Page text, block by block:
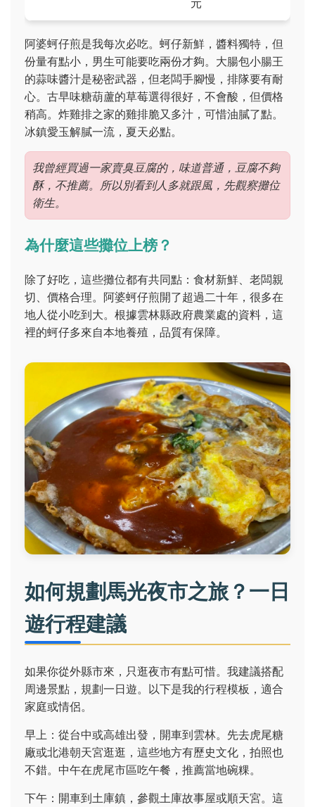
阿婆蚵仔煎是我每次必吃。蚵仔新鮮，醬料獨特，但
份量有點小，男生可能要吃兩份才夠。大腸包小腸王
的蒜味醬汁是秘密武器，但老闆手腳慢，排隊要有耐
心。古早味糖葫蘆的草莓選得很好，不會酸，但價格
稍高。炸雞排之家的雞排脆又多汁，可惜油膩了點。
冰鎮愛玉解膩一流，夏天必點。
我曾經買過一家賣臭豆腐的，味道普通，豆腐不夠
酥，不推薦。所以別看到人多就跟風，先觀察攤位
衛生。
為什麼這些攤位上榜？
除了好吃，這些攤位都有共同點：食材新鮮、老闆親
切、價格合理。阿婆蚵仔煎開了超過二十年，很多在
地人從小吃到大。根據雲林縣政府農業處的資料，這
裡的蚵仔多來自本地養殖，品質有保障。
如何規劃馬光夜市之旅？一日
遊行程建議
如果你從外縣市來，只逛夜市有點可惜。我建議搭配
周邊景點，規劃一日遊。以下是我的行程模板，適合
家庭或情侶。
早上：從台中或高雄出發，開車到雲林。先去虎尾糖
廠或北港朝天宮逛逛，這些地方有歷史文化，拍照也
不錯。中午在虎尾市區吃午餐，推薦當地碗粿。
下午：開車到土庫鎮，參觀土庫故事屋或順天宮。這